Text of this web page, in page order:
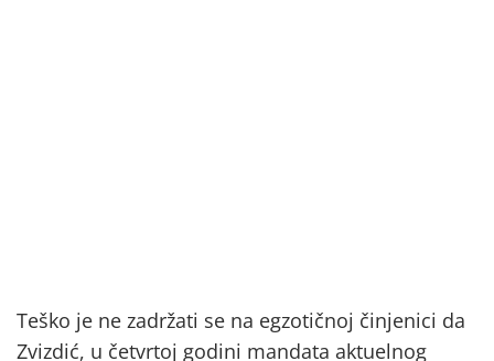
Teško je ne zadržati se na egzotičnoj činjenici da
Zvizdić, u četvrtoj godini mandata aktuelnog